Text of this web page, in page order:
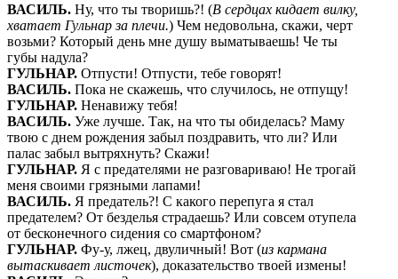
ВАСИЛЬ. Ну, что ты творишь?! (В сердцах кидает вилку,
хватает Гульнар за плечи.) Чем недовольна, скажи, черт
возьми? Который день мне душу выматываешь! Че ты
губы надула?
ГУЛЬНАР. Отпусти! Отпусти, тебе говорят!
ВАСИЛЬ. Пока не скажешь, что случилось, не отпущу!
ГУЛЬНАР. Ненавижу тебя!
ВАСИЛЬ. Уже лучше. Так, на что ты обиделась? Маму
твою с днем рождения забыл поздравить, что ли? Или
палас забыл вытряхнуть? Скажи!
ГУЛЬНАР. Я с предателями не разговариваю! Не трогай
меня своими грязными лапами!
ВАСИЛЬ. Я предатель?! С какого перепуга я стал
предателем? От безделья страдаешь? Или совсем отупела
от бесконечного сидения со смартфоном?
ГУЛЬНАР. Фу-у, лжец, двуличный! Вот (из кармана
вытаскивает листочек), доказательство твоей измены!